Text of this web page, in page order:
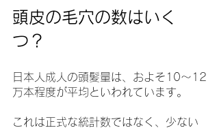
頭皮の毛穴の数はいく
つ？
日本人成人の頭髪量は、およそ10～12
万本程度が平均といわれています。
これは正式な統計数ではなく、少ない